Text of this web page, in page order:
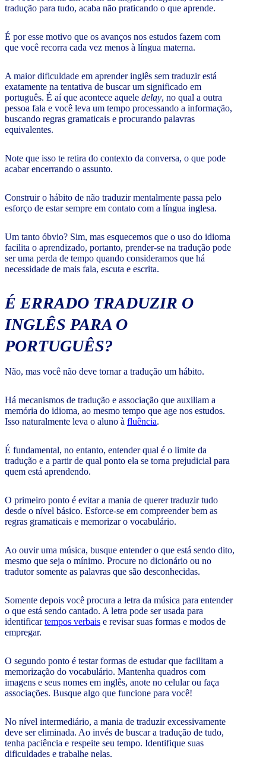
tradução para tudo, acaba não praticando o que aprende.
É por esse motivo que os avanços nos estudos fazem com
que você recorra cada vez menos à língua materna.
A maior dificuldade em aprender inglês sem traduzir está
exatamente na tentativa de buscar um significado em
português. É aí que acontece aquele delay, no qual a outra
pessoa fala e você leva um tempo processando a informação,
buscando regras gramaticais e procurando palavras
equivalentes.
Note que isso te retira do contexto da conversa, o que pode
acabar encerrando o assunto.
Construir o hábito de não traduzir mentalmente passa pelo
esforço de estar sempre em contato com a língua inglesa.
Um tanto óbvio? Sim, mas esquecemos que o uso do idioma
facilita o aprendizado, portanto, prender-se na tradução pode
ser uma perda de tempo quando consideramos que há
necessidade de mais fala, escuta e escrita.
É ERRADO TRADUZIR O
INGLÊS PARA O
PORTUGUÊS?
Não, mas você não deve tornar a tradução um hábito.
Há mecanismos de tradução e associação que auxiliam a
memória do idioma, ao mesmo tempo que age nos estudos.
Isso naturalmente leva o aluno à fluência.
É fundamental, no entanto, entender qual é o limite da
tradução e a partir de qual ponto ela se torna prejudicial para
quem está aprendendo.
O primeiro ponto é evitar a mania de querer traduzir tudo
desde o nível básico. Esforce-se em compreender bem as
regras gramaticais e memorizar o vocabulário.
Ao ouvir uma música, busque entender o que está sendo dito,
mesmo que seja o mínimo. Procure no dicionário ou no
tradutor somente as palavras que são desconhecidas.
Somente depois você procura a letra da música para entender
o que está sendo cantado. A letra pode ser usada para
identificartempos verbais e revisar suas formas e modos de
empregar.
O segundo ponto é testar formas de estudar que facilitam a
memorização do vocabulário. Mantenha quadros com
imagens e seus nomes em inglês, anote no celular ou faça
associações. Busque algo que funcione para você!
No nível intermediário, a mania de traduzir excessivamente
deve ser eliminada. Ao invés de buscar a tradução de tudo,
tenha paciência e respeite seu tempo. Identifique suas
dificuldades e trabalhe nelas.